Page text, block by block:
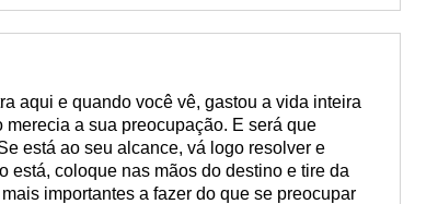
aqui e quando você vê, gastou a vida inteira
a sua preocupação. E será que
está ao seu alcance, vá logo resolver e
está, coloque nas mãos do destino e tire da
importantes a fazer do que se preocupar